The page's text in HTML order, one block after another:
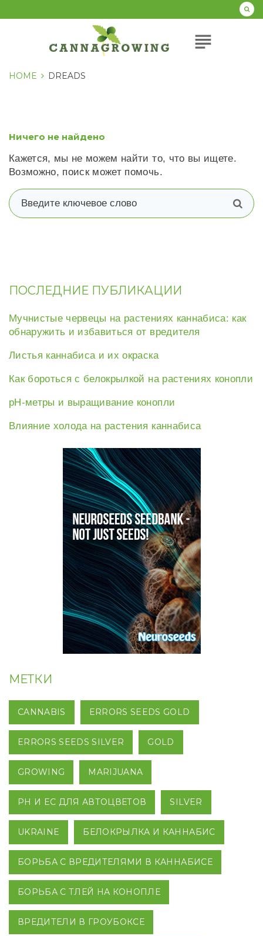
к
subject
HOME DREADS
Ничего не найдено
Кажется, мы не можем найти то, что вы ищете.
Возможно, поиск может помочь.
ПОСЛЕДНИЕ ПУБЛИКАЦИИ
Мучнистые червецы на растениях каннабиса: как
обнаружить и избавиться от вредителя
Листья каннабиса и их окраска
Как бороться с белокрылкой на растениях конопли
рН-метры и выращивание конопли
Влияние холода на растения каннабиса
МЕТКИ
CANNABIS ERRORS SEEDS GOLD
ERRORS SEEDS SILVER GOLD
GROWING MARIJUANA
PH И EC ДЛЯ АВТОЦВЕТОВ SILVER
UKRAINE БЕЛОКРЫЛКА И КАННАБИС
БОРЬБА С ВРЕДИТЕЛЯМИ В КАННАБИСЕ
БОРЬБА С ТЛЕЙ НА КОНОПЛЕ
ВРЕДИТЕЛИ В ГРОУБОКСЕ